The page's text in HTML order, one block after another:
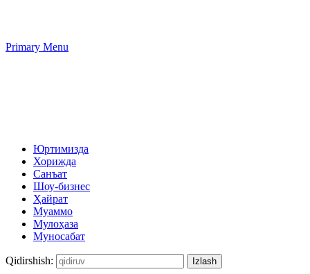
Primary Menu
Юртимизда
Хорижда
Санъат
Шоу-бизнес
Ҳайрат
Муаммо
Мулоҳаза
Муносабат
Qidirshish: